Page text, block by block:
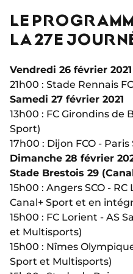
LE
LA 27E
Vendredi 26 février 2021
21h00 : Stade Rennais
Samedi 27 février 2021
13h00 : FC Girondins de
Sport)
17h00 : Dijon FCO -
Dimanche 28 février
Stade Brestois 29
15h00 : Angers SCO -
Canal+ Sport et en
15h00 : FC Lorient - AS
et Multisports)
15h00 : Nîmes
Sport et Multisports)